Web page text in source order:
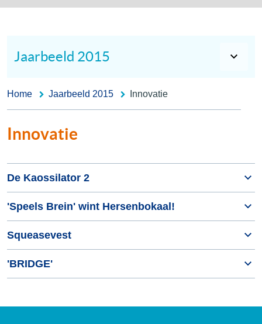
Jaarbeeld 2015
Home Jaarbeeld 2015 Innovatie
Innovatie
De Kaossilator 2
'Speels Brein' wint Hersenbokaal!
Squeasevest
'BRIDGE'